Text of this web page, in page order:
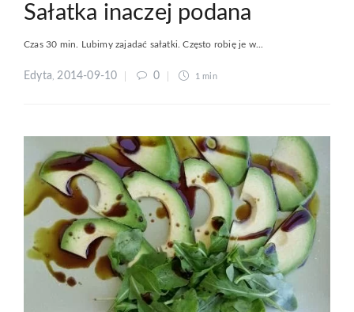
Sałatka inaczej podana
Czas 30 min. Lubimy zajadać sałatki. Często robię je w...
Edyta 2014-09-10 0 1 min